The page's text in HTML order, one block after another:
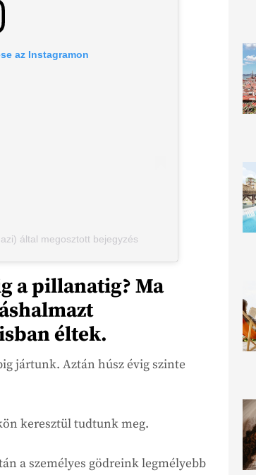
az Instagramon
által megosztott bejegyzés
a pillanatig? Ma
éltek.
jártunk. Aztán húsz évig szinte
keresztül tudtunk meg.
a személyes gödreink legmélyebb